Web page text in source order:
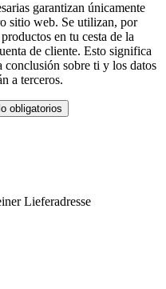
garantizan únicamente
sitio web. Se utilizan, por
en tu cesta de la
de cliente. Esto significa
conclusión sobre ti y los datos
a terceros.
obligatorios
Lieferadresse